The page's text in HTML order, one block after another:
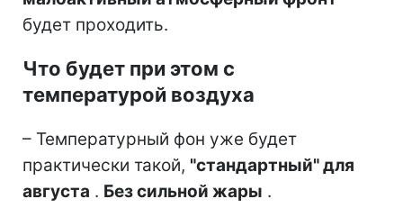
будет проходить.
Что будет при этом с
температурой воздуха
– Температурный фон уже будет
практически такой, "стандартный" для
августа . Без сильной жары .